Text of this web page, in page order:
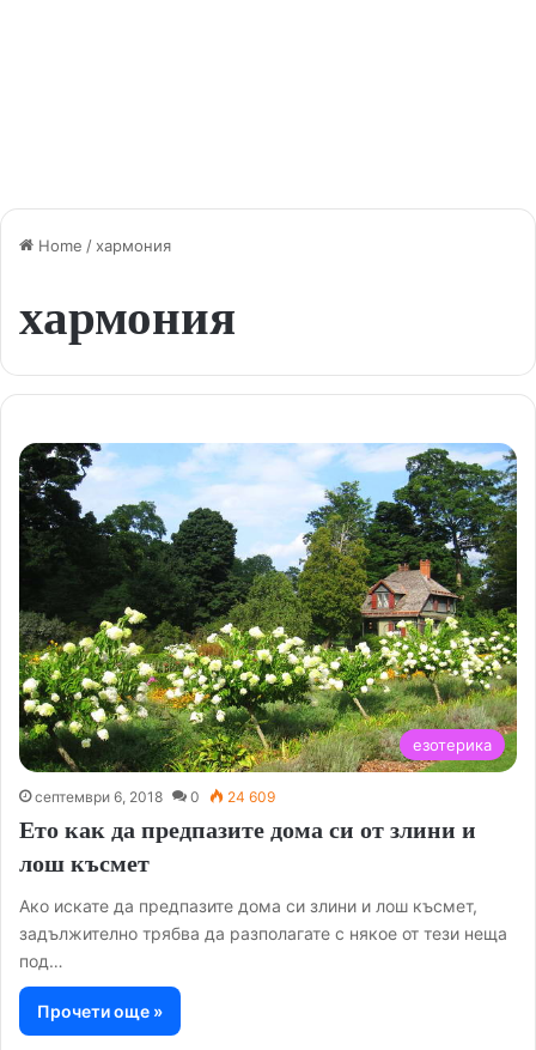
Home / хармония
хармония
езотерика
септември 6, 2018 0 24 609
Ето как да предпазите дома си от злини и
лош късмет
Ако искате да предпазите дома си злини и лош късмет,
задължително трябва да разполагате с някое от тези неща
под…
Прочети още »